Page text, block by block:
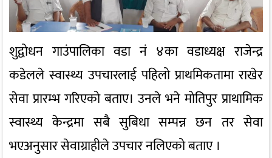
शुद्वोधन गाउंपालिका वडा नं ४का वडाध्यक्ष राजेन्द्र
कडेलले स्वास्थ्य उपचारलाई पहिलो प्राथमिकतामा राखेर
सेवा प्रारम्भ गरिएको बताए। उनले भने मोतिपुर प्राथामिक
स्वास्थ्य केन्द्रमा सबै सुबिधा सम्पन्न छन तर सेवा
भएअनुसार सेवाग्राहीले उपचार नलिएको बताए ।